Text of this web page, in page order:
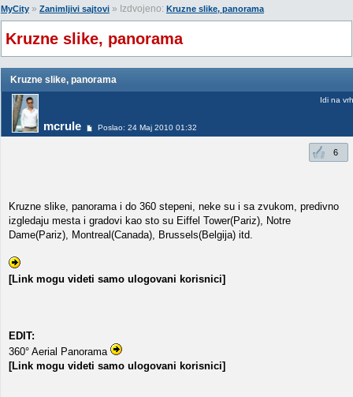
MyCity » Zanimljivi sajtovi » Izdvojeno: Kruzne slike, panorama
Kruzne slike, panorama
Kruzne slike, panorama
mcrule Poslao: 24 Maj 2010 01:32
Idi na vrh
6
Kruzne slike, panorama i do 360 stepeni, neke su i sa zvukom, predivno
izgledaju mesta i gradovi kao sto su Eiffel Tower(Pariz), Notre
Dame(Pariz), Montreal(Canada), Brussels(Belgija) itd.
[Link mogu videti samo ulogovani korisnici]
EDIT:
360° Aerial Panorama
[Link mogu videti samo ulogovani korisnici]